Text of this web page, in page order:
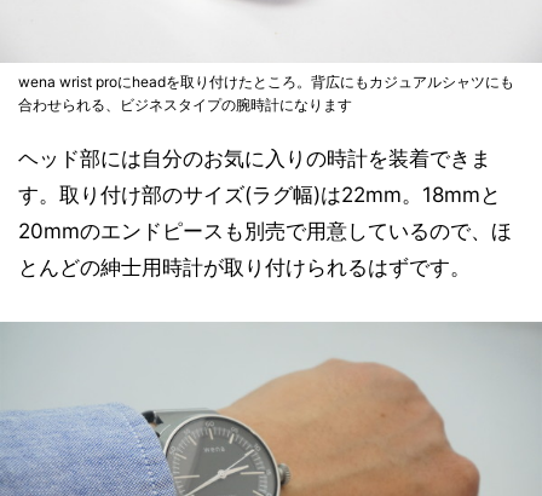
wena wrist proにheadを取り付けたところ。背広にもカジュアルシャツにも
合わせられる、ビジネスタイプの腕時計になります
ヘッド部には自分のお気に入りの時計を装着できま
す。取り付け部のサイズ(ラグ幅)は22mm。18mmと
20mmのエンドピースも別売で用意しているので、ほ
とんどの紳士用時計が取り付けられるはずです。